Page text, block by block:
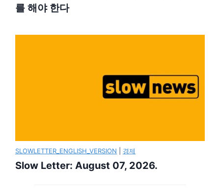
를 해야 한다
SLOWLETTER_ENGLISH_VERSION 경제
Slow Letter: August 07, 2026.